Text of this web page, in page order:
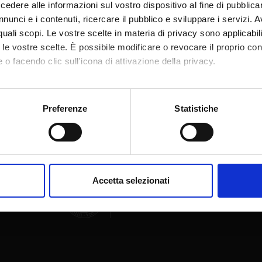
alle informazioni sul vostro dispositivo al fine di
e i contenuti, ricercare il pubblico e sviluppare i servizi.
scopi. Le vostre scelte in materia di privacy sono
vostre scelte. È possibile modificare o revocare il proprio
o facendo clic sull'icona di attivazione della privacy.
anche:
sulla tua posizione geografica, con un'approssimazione di
in qualsiasi momento dalla Dichiarazione sui cookie.
e social media, i quali potrebbero combinarle con altre
dei loro servizi.
Preferenze Statistiche
Accetta selezionati